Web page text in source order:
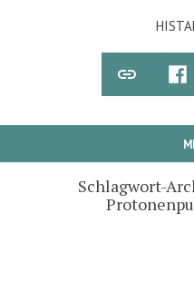
Newsletter
Schlagwort-